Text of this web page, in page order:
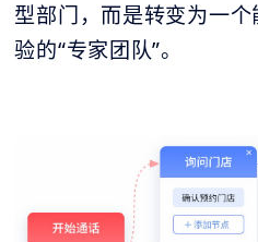
型部门，而是转变为一
验的“专家团队”。